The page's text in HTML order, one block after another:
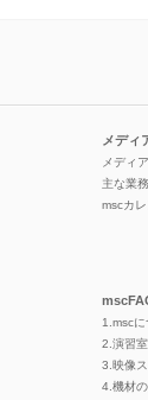
メディ
メディ
主な業
mscカ
1.mscに
2.演習
3.映像
4.機材